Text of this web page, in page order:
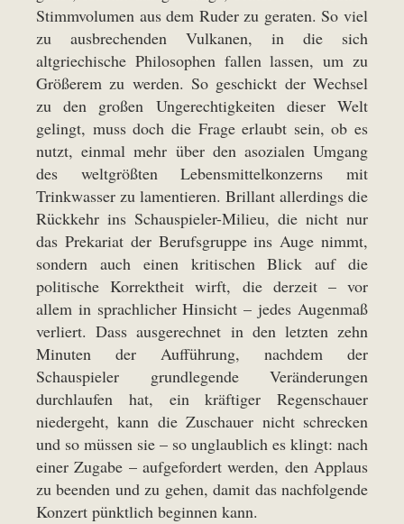
Stimmvolumen aus dem Ruder zu geraten. So viel
zu ausbrechenden Vulkanen, in die sich
altgriechische Philosophen fallen lassen, um zu
Größerem zu werden. So geschickt der Wechsel
zu den großen Ungerechtigkeiten dieser Welt
gelingt, muss doch die Frage erlaubt sein, ob es
nutzt, einmal mehr über den asozialen Umgang
des weltgrößten Lebensmittelkonzerns mit
Trinkwasser zu lamentieren. Brillant allerdings die
Rückkehr ins Schauspieler-Milieu, die nicht nur
das Prekariat der Berufsgruppe ins Auge nimmt,
sondern auch einen kritischen Blick auf die
politische Korrektheit wirft, die derzeit – vor
allem in sprachlicher Hinsicht – jedes Augenmaß
verliert. Dass ausgerechnet in den letzten zehn
Minuten der Aufführung, nachdem der
Schauspieler grundlegende Veränderungen
durchlaufen hat, ein kräftiger Regenschauer
niedergeht, kann die Zuschauer nicht schrecken
und so müssen sie – so unglaublich es klingt: nach
einer Zugabe – aufgefordert werden, den Applaus
zu beenden und zu gehen, damit das nachfolgende
Konzert pünktlich beginnen kann.